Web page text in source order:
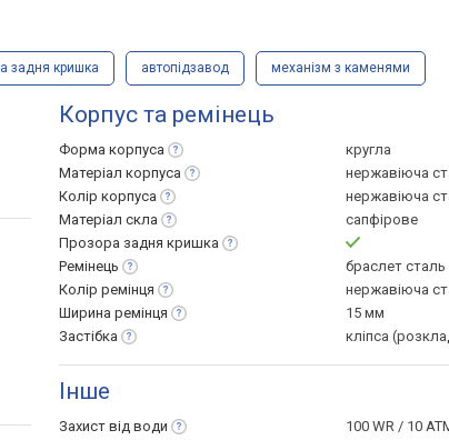
задня кришка автопідзавод механізм з каменями
Корпус та ремінець
Форма корпуса
кругла
Матеріал корпуса
нержавіюча
Колір корпуса
нержавіюча
Матеріал скла
сапфірове
Прозора задня кришка
Ремінець
браслет сталь
Колір ремінця
нержавіюча
Ширина ремінця
15 мм
Застібка
кліпса
Інше
Захист від води
100 WR / 10